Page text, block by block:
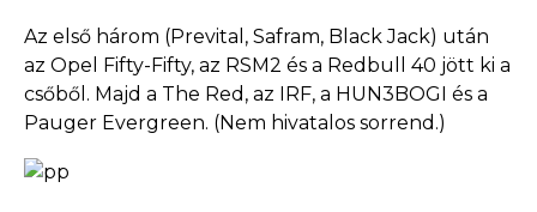
Az első három (Prevital, Safram, Black Jack) után
az Opel Fifty-Fifty, az RSM2 és a Redbull 40 jött ki a
csőből. Majd a The Red, az IRF, a HUN3BOGI és a
Pauger Evergreen. (Nem hivatalos sorrend.)